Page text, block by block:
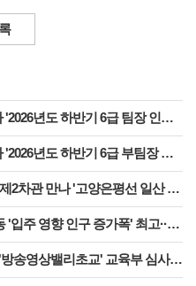
도 하반기 6급 팀장 인사발령 사항'
하반기 6급 부팀장 이하 인사발령 사항'
나 '고양은평선 일산 연장 반영' 등 요청
인구 증가폭' 최고··풍산동도 증가세 지속
리초교' 교육부 심사 통과··2030년 개교